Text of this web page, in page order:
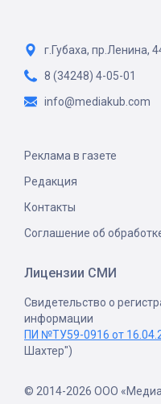
г.Губаха, пр.Ленина,
8 (34248) 4-05-01
info@mediakub.com
Реклама в газете
Редакция
Контакты
Соглашение об
Лицензии СМИ
Свидетельство о
информации
ПИ №ТУ59-0916 от
Шахтер")
© 2014-2026 ООО